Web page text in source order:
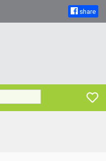
share